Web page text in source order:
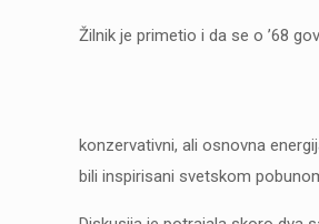
Žilnik je primetio i da se o ’68
konzervativni, ali osnovna
bili inspirisani svetskom